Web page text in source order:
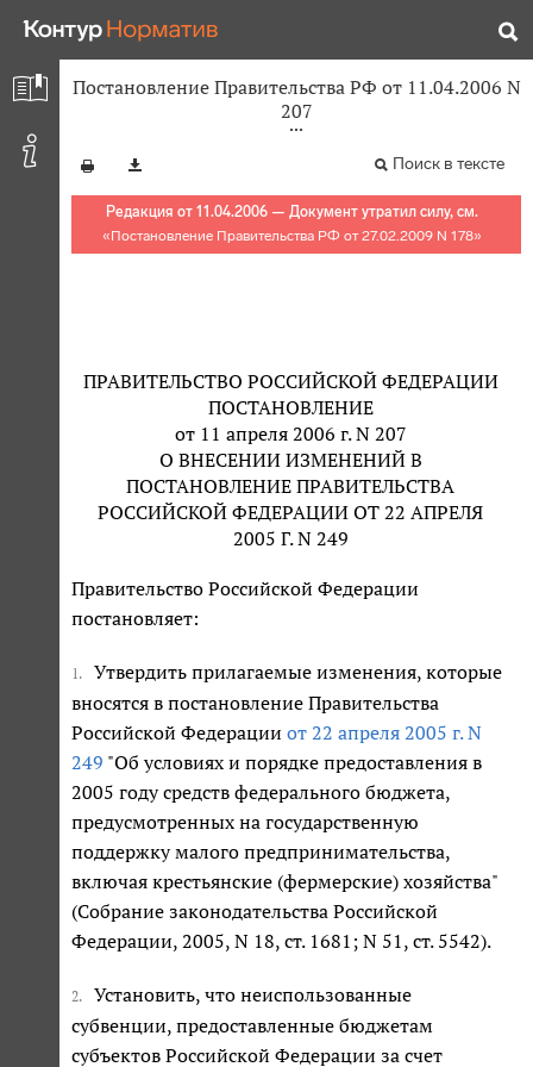
Постановление Правительства РФ от 11.04.2006 N
207
Поиск в тексте
Редакция от 11.04.2006 — Документ утратил силу, см.
«Постановление Правительства РФ от 27.02.2009 N 178»
ПРАВИТЕЛЬСТВО РОССИЙСКОЙ ФЕДЕРАЦИИ
ПОСТАНОВЛЕНИЕ
от 11 апреля 2006 г. N 207
О ВНЕСЕНИИ ИЗМЕНЕНИЙ В
ПОСТАНОВЛЕНИЕ ПРАВИТЕЛЬСТВА
РОССИЙСКОЙ ФЕДЕРАЦИИ ОТ 22 АПРЕЛЯ
2005 Г. N 249
Правительство Российской Федерации
постановляет:
1.
Утвердить прилагаемые изменения, которые
вносятся в постановление Правительства
Российской Федерации от 22 апреля 2005 г. N
249 "Об условиях и порядке предоставления в
2005 году средств федерального бюджета,
предусмотренных на государственную
поддержку малого предпринимательства,
включая крестьянские (фермерские) хозяйства"
(Собрание законодательства Российской
Федерации, 2005, N 18, ст. 1681; N 51, ст. 5542).
2.
Установить, что неиспользованные
субвенции, предоставленные бюджетам
субъектов Российской Федерации за счет